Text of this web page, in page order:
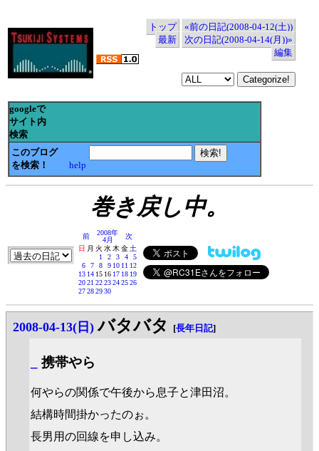
トップ
«前の日記(2008-04-12(土))
最新
次の日記(2008-04-14(月))»
編集
googleで
サイト内
検索
このブログ
を検索！
help
巻き戻し中。
前
2008年
4月
次
日 月 火 水木金土
1
2 3 4
5
6
7 8 9 10 11 12
13 14 15 16 17 18 19
20212223242526
27282930
2008-04-13(日) バタバタ [長年日記]
携帯やら
何やらの関係で午後から息子と津田沼。
結構時間掛かったのぉ。
長男用の回線を申し込み。